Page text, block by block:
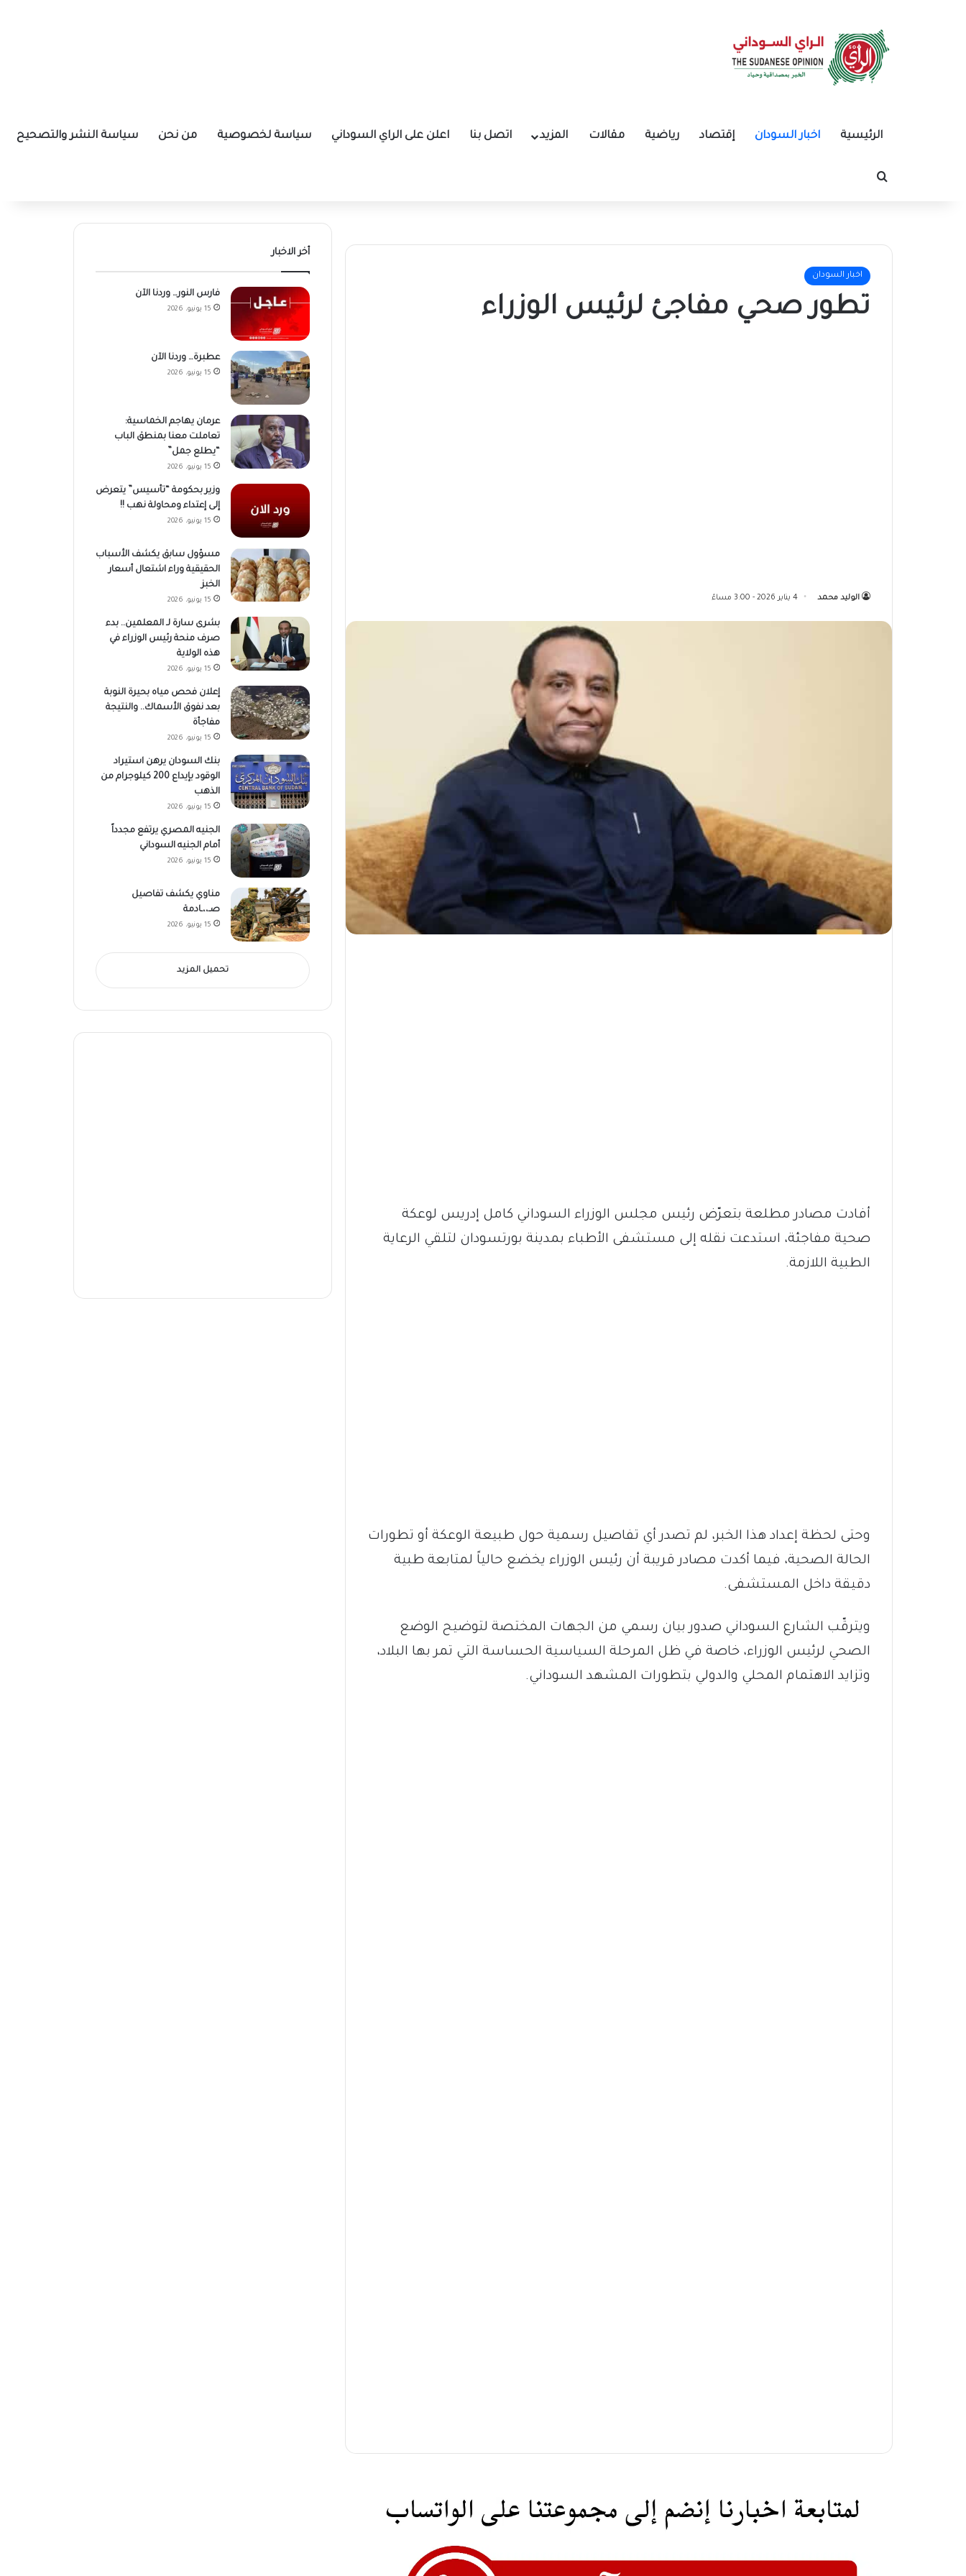
الرئيسية اخبار السودان إقتصاد رياضية مقالات المزيد اتصل بنا اعلن على الراي السوداني سياسة لخصوصية من نحن سياسة النشر والتصحيح
بحث عن
اخبار السودان
تطور صحي مفاجئ لرئيس الوزراء
الوليد محمد 4 يناير 2026 - 3:00 مساءً
أفادت مصادر مطلعة بتعرّض رئيس مجلس الوزراء السوداني كامل إدريس لوعكة
صحية مفاجئة، استدعت نقله إلى مستشفى الأطباء بمدينة بورتسودان لتلقي الرعاية
الطبية اللازمة.
وحتى لحظة إعداد هذا الخبر، لم تصدر أي تفاصيل رسمية حول طبيعة الوعكة أو تطورات
الحالة الصحية، فيما أكدت مصادر قريبة أن رئيس الوزراء يخضع حالياً لمتابعة طبية
دقيقة داخل المستشفى.
ويترقّب الشارع السوداني صدور بيان رسمي من الجهات المختصة لتوضيح الوضع
الصحي لرئيس الوزراء، خاصة في ظل المرحلة السياسية الحساسة التي تمر بها البلاد،
وتزايد الاهتمام المحلي والدولي بتطورات المشهد السوداني.
أخر الاخبار
فارس النور… وردنا الآن
15 يونيو، 2026
عطبرة… وردنا الآن
15 يونيو، 2026
عرمان يهاجم الخماسية:
تعاملت معنا بمنطق الباب
“يطلع جمل”
15 يونيو، 2026
وزير بحكومة “تأسيس” يتعرض
إلى إعتداء ومحاولة نهب !!
15 يونيو، 2026
مسؤول سابق يكشف الأسباب
الحقيقية وراء اشتعال أسعار
الخبز
15 يونيو، 2026
بشرى سارة لـ المعلمين.. بدء
صرف منحة رئيس الوزراء في
هذه الولاية
15 يونيو، 2026
إعلان فحص مياه بحيرة النوبة
بعد نفوق الأسماك.. والنتيجة
مفاجأة
15 يونيو، 2026
بنك السودان يرهن استيراد
الوقود بإيداع 200 كيلوجرام من
الذهب
15 يونيو، 2026
الجنيه المصري يرتفع مجدداً
أمام الجنيه السوداني
15 يونيو، 2026
مناوي يكشف تفاصيل
صـ،،ـادمة
15 يونيو، 2026
تحميل المزيد